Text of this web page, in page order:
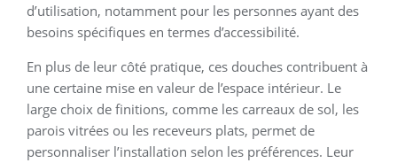
d’utilisation, notamment pour les personnes ayant des
besoins spécifiques en termes d’accessibilité.
En plus de leur côté pratique, ces douches contribuent à
une certaine mise en valeur de l’espace intérieur. Le
large choix de finitions, comme les carreaux de sol, les
parois vitrées ou les receveurs plats, permet de
personnaliser l’installation selon les préférences. Leur